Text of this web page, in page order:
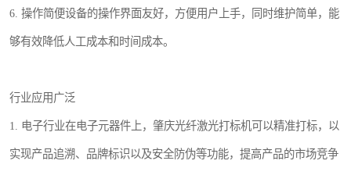
6. 操作简便设备的操作界面友好，方便用户上手，同时维护简单，能
够有效降低人工成本和时间成本。
行业应用广泛
1. 电子行业在电子元器件上，肇庆光纤激光打标机可以精准打标，以
实现产品追溯、品牌标识以及安全防伪等功能，提高产品的市场竞争